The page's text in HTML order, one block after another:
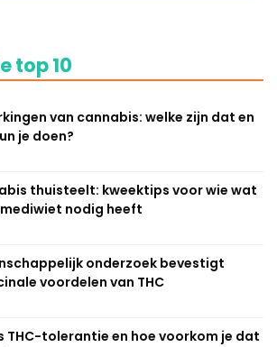
top 10
van cannabis: welke zijn dat en
je doen?
thuisteelt: kweektips voor wie wat
nodig heeft
onderzoek bevestigt
voordelen van THC
THC-tolerantie en hoe voorkom je dat